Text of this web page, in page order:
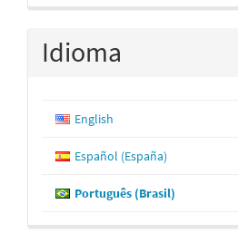
Idioma
English
Español (España)
Português (Brasil)